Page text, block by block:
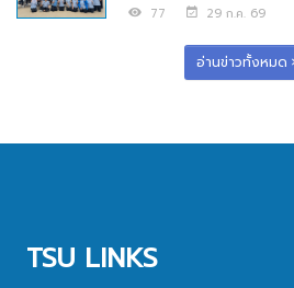
77 29 ก.ค. 69
อ่านข่าวทั้งหมด
TSU LINKS